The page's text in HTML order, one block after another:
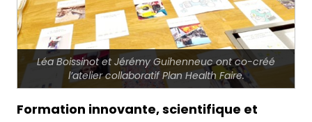
Léa Boissinot et Jérémy Guihenneuc ont co-créé
l’atelier collaboratif Plan Health Faire.
Formation innovante, scientifique et